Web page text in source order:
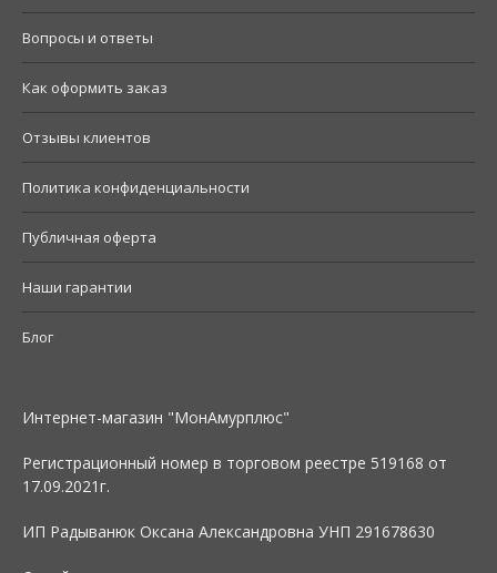
Вопросы и ответы
Как оформить заказ
Отзывы клиентов
Политика конфиденциальности
Публичная оферта
Наши гарантии
Блог
Интернет-магазин "МонАмурплюс"
Регистрационный номер в торговом реестре 519168 от
17.09.2021г.
ИП Радыванюк Оксана Александровна УНП 291678630